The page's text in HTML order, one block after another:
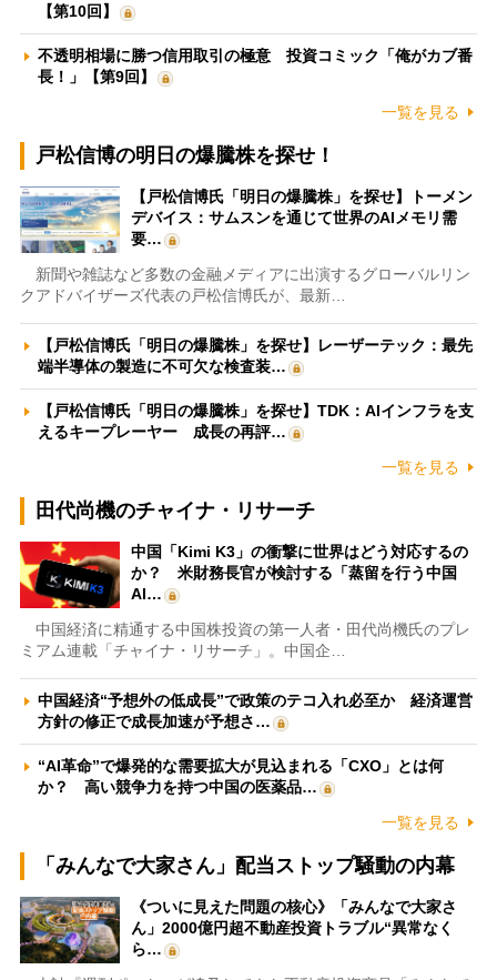
【第10回】
不透明相場に勝つ信用取引の極意 投資コミック「俺がカブ番
長！」【第9回】
一覧を見る
戸松信博の明日の爆騰株を探せ！
【戸松信博氏「明日の爆騰株」を探せ】トーメン
デバイス：サムスンを通じて世界のAIメモリ需
要…
新聞や雑誌など多数の金融メディアに出演するグローバルリン
クアドバイザーズ代表の戸松信博氏が、最新…
【戸松信博氏「明日の爆騰株」を探せ】レーザーテック：最先
端半導体の製造に不可欠な検査装…
【戸松信博氏「明日の爆騰株」を探せ】TDK：AIインフラを支
えるキープレーヤー 成長の再評…
一覧を見る
田代尚機のチャイナ・リサーチ
中国「Kimi K3」の衝撃に世界はどう対応するの
か？ 米財務長官が検討する「蒸留を行う中国
AI…
中国経済に精通する中国株投資の第一人者・田代尚機氏のプレ
ミアム連載「チャイナ・リサーチ」。中国企…
中国経済“予想外の低成長”で政策のテコ入れ必至か 経済運営
方針の修正で成長加速が予想さ…
“AI革命”で爆発的な需要拡大が見込まれる「CXO」とは何
か？ 高い競争力を持つ中国の医薬品…
一覧を見る
「みんなで大家さん」配当ストップ騒動の内幕
《ついに見えた問題の核心》「みんなで大家さ
ん」2000億円超不動産投資トラブル“異常なく
ら…